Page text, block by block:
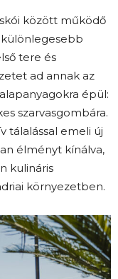
között működő
tere és
ad annak az
épül:
szarvasgombára.
tálalással emeli új
élményt kínálva,
kulináris
környezetben.